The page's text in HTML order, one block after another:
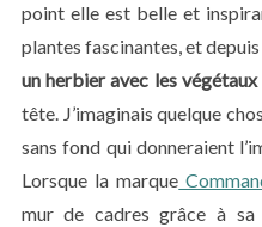
point elle est belle et
plantes fascinantes, et
un herbier avec les
tête. J’imaginais quelque
sans fond qui donneraient
Lorsque la marque
mur de cadres grâce à sa